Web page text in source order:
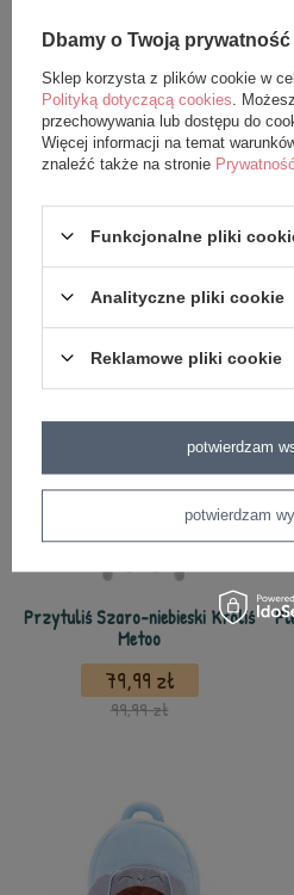
45,99 zł
Przytuliś Szaro-niebieski Króliś
Metoo
79,99 zł
99,99 zł
Dbamy o Twoją prywatność
Sklep korzysta z plików cookie w
Polityką dotyczącą cookies .
przechowywania lub dostępu do
Więcej informacji na temat
znaleźć także na stronie
Funkcjonalne pliki
Analityczne pliki cookie
Reklamowe pliki cookie
potwierdzam
potwierdzam